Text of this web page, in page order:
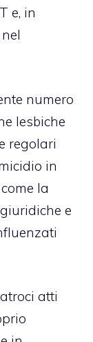
e, in
numero
lesbiche
regolari
in
la
e
atti